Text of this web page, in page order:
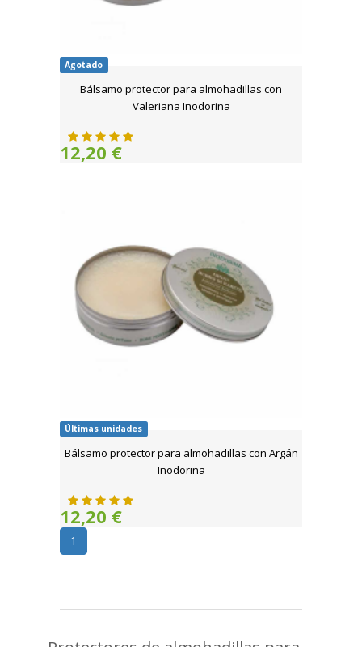
Agotado
Bálsamo protector para almohadillas con
Valeriana Inodorina
12,20 €
Últimas unidades
Bálsamo protector para almohadillas con Argán
Inodorina
12,20 €
1